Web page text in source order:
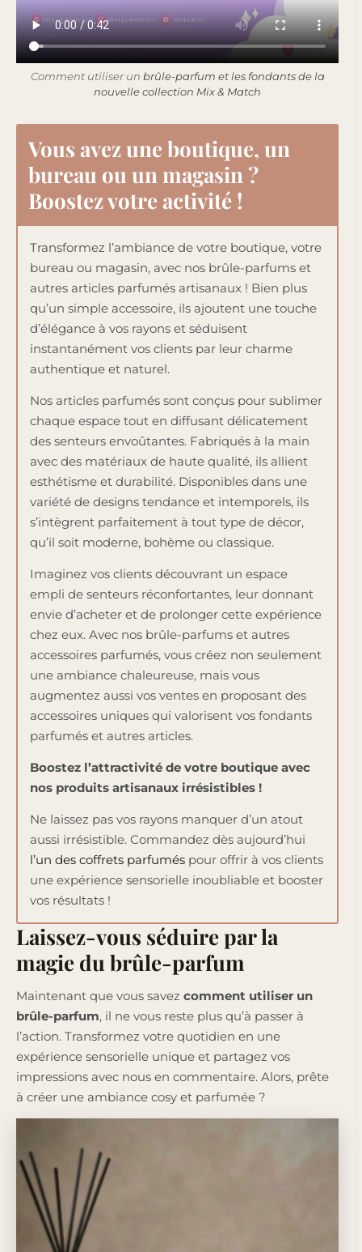
Comment utiliser un brûle-parfum et les fondants de la
nouvelle collection Mix & Match
Vous avez une boutique, un
bureau ou un magasin ?
Boostez votre activité !
Transformez l’ambiance de votre boutique, votre
bureau ou magasin, avec nos brûle-parfums et
autres articles parfumés artisanaux ! Bien plus
qu’un simple accessoire, ils ajoutent une touche
d’élégance à vos rayons et séduisent
instantanément vos clients par leur charme
authentique et naturel.
Nos articles parfumés sont conçus pour sublimer
chaque espace tout en diffusant délicatement
des senteurs envoûtantes. Fabriqués à la main
avec des matériaux de haute qualité, ils allient
esthétisme et durabilité. Disponibles dans une
variété de designs tendance et intemporels, ils
s’intègrent parfaitement à tout type de décor,
qu’il soit moderne, bohème ou classique.
Imaginez vos clients découvrant un espace
empli de senteurs réconfortantes, leur donnant
envie d’acheter et de prolonger cette expérience
chez eux. Avec nos brûle-parfums et autres
accessoires parfumés, vous créez non seulement
une ambiance chaleureuse, mais vous
augmentez aussi vos ventes en proposant des
accessoires uniques qui valorisent vos fondants
parfumés et autres articles.
Boostez l’attractivité de votre boutique avec
nos produits artisanaux irrésistibles !
Ne laissez pas vos rayons manquer d’un atout
aussi irrésistible. Commandez dès aujourd’hui
l’un des coffrets parfumés pour offrir à vos clients
une expérience sensorielle inoubliable et booster
vos résultats !
Laissez-vous séduire par la
magie du brûle-parfum
Maintenant que vous savez comment utiliser un
brûle-parfum, il ne vous reste plus qu’à passer à
l’action. Transformez votre quotidien en une
expérience sensorielle unique et partagez vos
impressions avec nous en commentaire. Alors, prête
à créer une ambiance cosy et parfumée ?